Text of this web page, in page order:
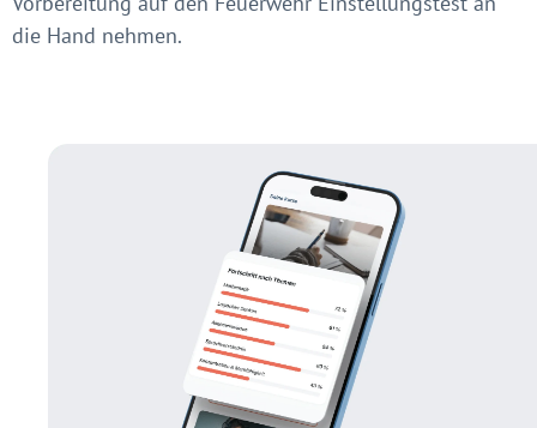
die Hand nehmen.